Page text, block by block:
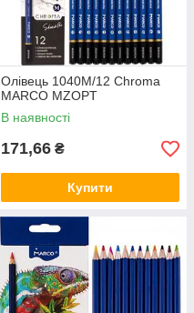
Олівець 1040M/12 Chroma
MARCO MZOPT
В наявності
171,66 ₴
Купити